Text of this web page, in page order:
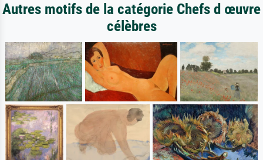
Autres motifs de la catégorie Chefs d œuvre
célèbres